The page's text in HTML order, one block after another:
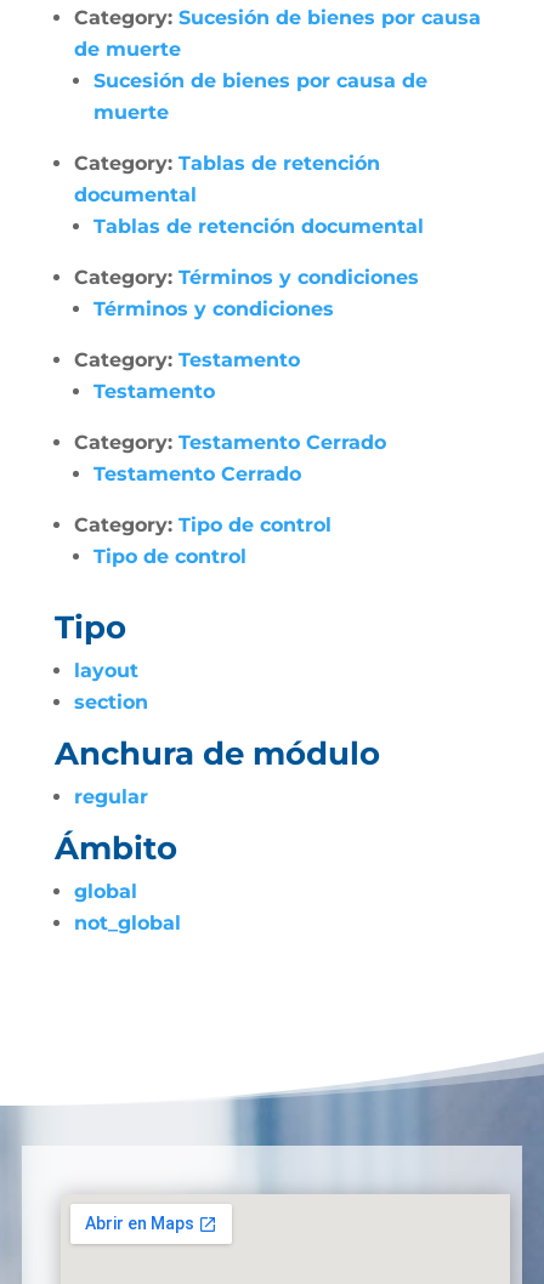
Category: Sucesión de bienes por causa
de muerte
Sucesión de bienes por causa de
muerte
Category: Tablas de retención
documental
Tablas de retención documental
Category: Términos y condiciones
Términos y condiciones
Category: Testamento
Testamento
Category: Testamento Cerrado
Testamento Cerrado
Category: Tipo de control
Tipo de control
Tipo
layout
section
Anchura de módulo
regular
Ámbito
global
not_global